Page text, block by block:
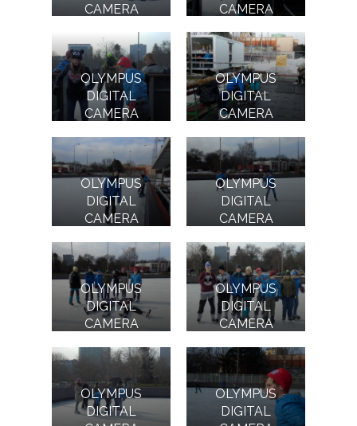
CAMERA
CAMERA
OLYMPUS
DIGITAL
CAMERA
OLYMPUS
DIGITAL
CAMERA
OLYMPUS
DIGITAL
CAMERA
OLYMPUS
DIGITAL
CAMERA
OLYMPUS
DIGITAL
CAMERA
OLYMPUS
DIGITAL
CAMERA
OLYMPUS
DIGITAL
OLYMPUS
DIGITAL